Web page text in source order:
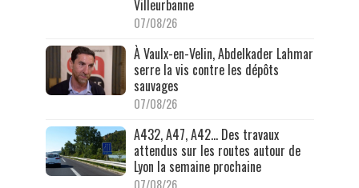
Villeurbanne
07/08/26
À Vaulx-en-Velin, Abdelkader Lahmar
serre la vis contre les dépôts
sauvages
07/08/26
A432, A47, A42… Des travaux
attendus sur les routes autour de
Lyon la semaine prochaine
07/08/26